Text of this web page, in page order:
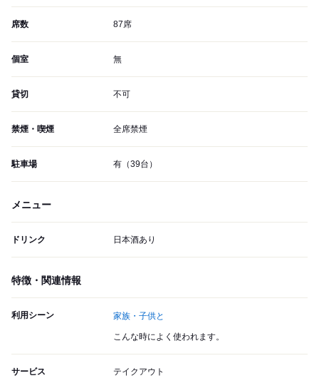
席数 87席
個室 無
貸切 不可
禁煙・喫煙 全席禁煙
駐車場 有（39台）
メニュー
ドリンク 日本酒あり
特徴・関連情報
利用シーン 家族・子供と
こんな時によく使われます。
サービス テイクアウト